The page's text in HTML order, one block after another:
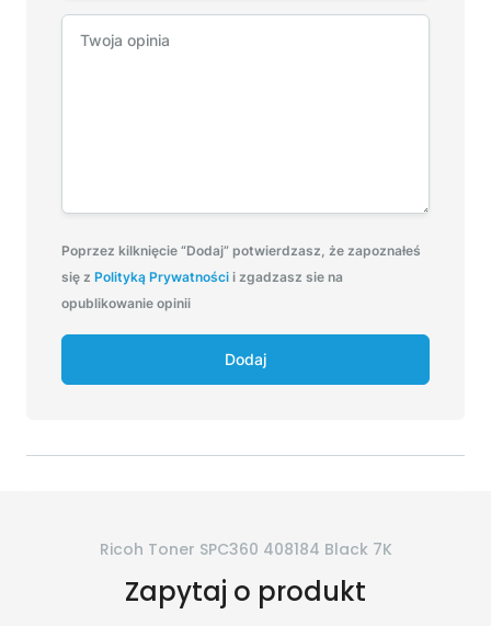
Poprzez kilknięcie “Dodaj” potwierdzasz, że zapoznałeś
się z Polityką Prywatności i zgadzasz sie na
opublikowanie opinii
Dodaj
Ricoh Toner SPC360 408184 Black 7K
Zapytaj o produkt